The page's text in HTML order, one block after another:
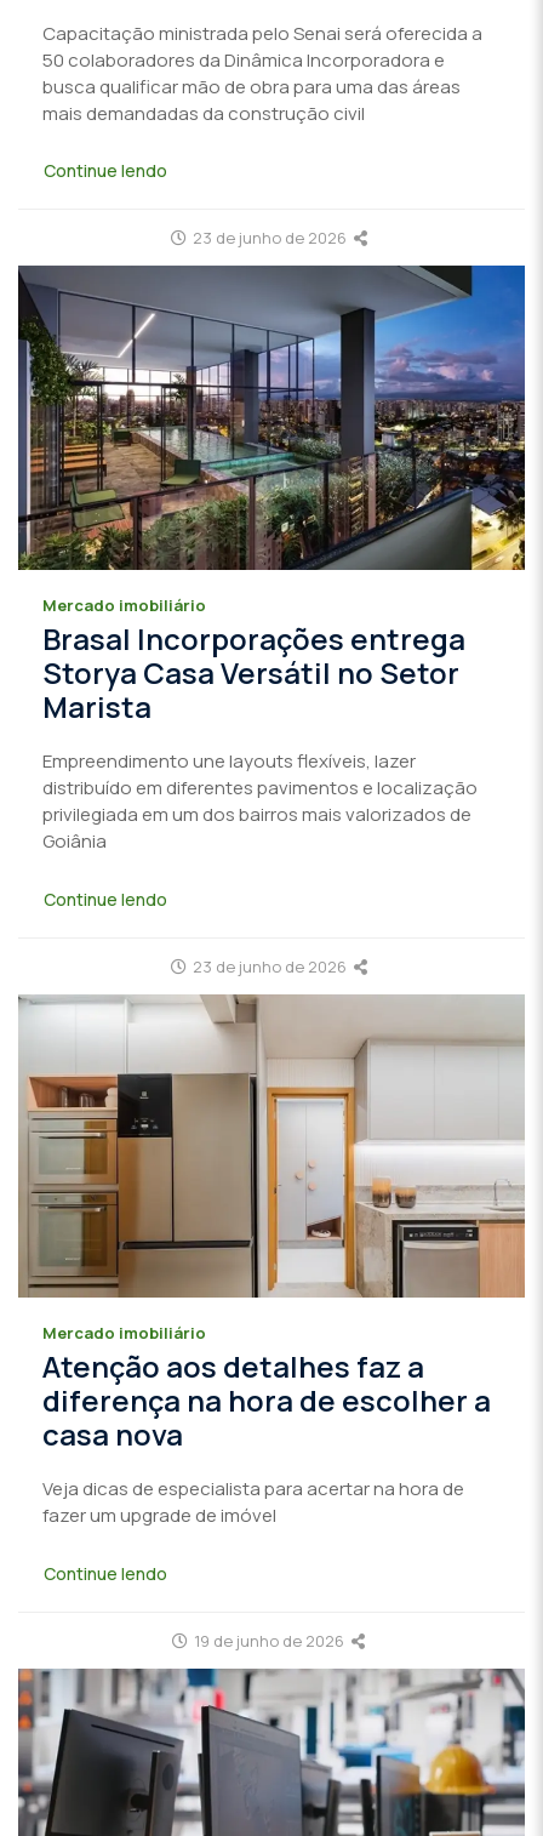
Capacitação ministrada pelo Senai será oferecida a
50 colaboradores da Dinâmica Incorporadora e
busca qualificar mão de obra para uma das áreas
mais demandadas da construção civil
Continue lendo
23 de junho de 2026
Mercado imobiliário
Brasal Incorporações entrega
Storya Casa Versátil no Setor
Marista
Empreendimento une layouts flexíveis, lazer
distribuído em diferentes pavimentos e localização
privilegiada em um dos bairros mais valorizados de
Goiânia
Continue lendo
23 de junho de 2026
Mercado imobiliário
Atenção aos detalhes faz a
diferença na hora de escolher a
casa nova
Veja dicas de especialista para acertar na hora de
fazer um upgrade de imóvel
Continue lendo
19 de junho de 2026